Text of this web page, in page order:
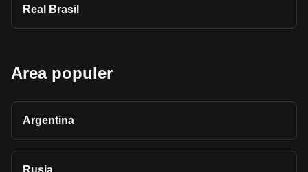
Real Brasil
Area populer
Argentina
Rusia